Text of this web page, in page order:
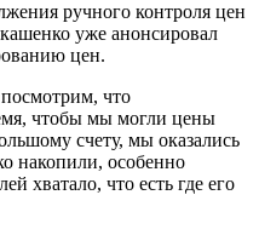
ручного контроля цен
уже анонсировал
цен.
что
чтобы мы могли цены
счету, мы оказались
накопили, особенно
хватало, что есть где его